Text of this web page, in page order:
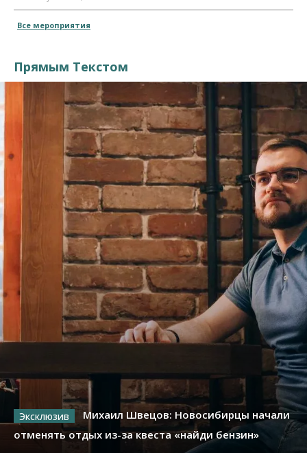
Все мероприятия
Прямым Текстом
Михаил Швецов: Новосибирцы начали
отменять отдых из-за квеста «найди бензин»